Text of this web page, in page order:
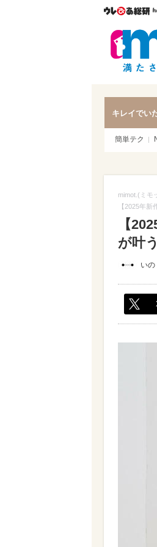
キレイでい
簡単テク
mimot.(ミモ
【2025年
【
が叶
いの